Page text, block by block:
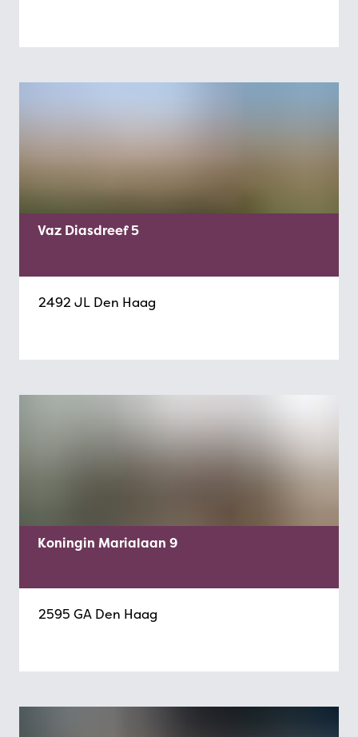
Vaz Diasdreef 5
2492 JL Den Haag
Koningin Marialaan 9
2595 GA Den Haag